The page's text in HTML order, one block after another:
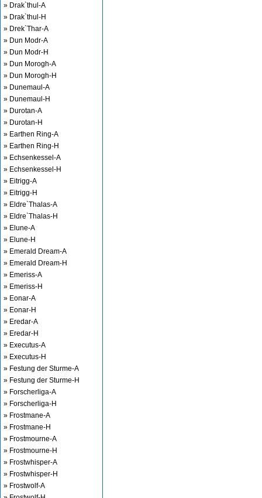
» Drak`thul-A
» Drak`thul-H
» Drek`Thar-A
» Dun Modr-A
» Dun Modr-H
» Dun Morogh-A
» Dun Morogh-H
» Dunemaul-A
» Dunemaul-H
» Durotan-A
» Durotan-H
» Earthen Ring-A
» Earthen Ring-H
» Echsenkessel-A
» Echsenkessel-H
» Eitrigg-A
» Eitrigg-H
» Eldre`Thalas-A
» Eldre`Thalas-H
» Elune-A
» Elune-H
» Emerald Dream-A
» Emerald Dream-H
» Emeriss-A
» Emeriss-H
» Eonar-A
» Eonar-H
» Eredar-A
» Eredar-H
» Executus-A
» Executus-H
» Festung der Sturme-A
» Festung der Sturme-H
» Forscherliga-A
» Forscherliga-H
» Frostmane-A
» Frostmane-H
» Frostmourne-A
» Frostmourne-H
» Frostwhisper-A
» Frostwhisper-H
» Frostwolf-A